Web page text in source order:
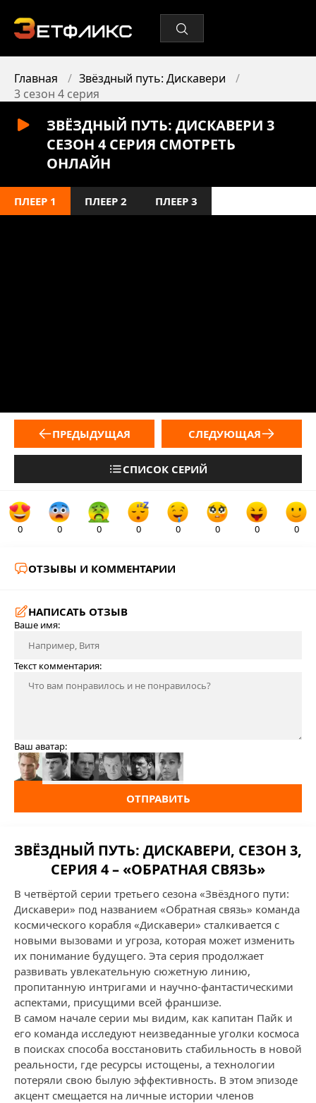
Главная
Звёздный путь: Дискавери
3 сезон 4 серия
ЗВЁЗДНЫЙ ПУТЬ: ДИСКАВЕРИ 3
СЕЗОН 4 СЕРИЯ СМОТРЕТЬ
ОНЛАЙН
ПЛЕЕР 1 ПЛЕЕР 2 ПЛЕЕР 3
ПРЕДЫДУЩАЯ
СПИСОК СЕРИЙ
СЛЕДУЮЩАЯ
0 0 0 0 0 0 0 0
ОТЗЫВЫ И КОММЕНТАРИИ
НАПИСАТЬ ОТЗЫВ
Ваше имя:
Текст комментария:
Ваш аватар:
ОТПРАВИТЬ
ЗВЁЗДНЫЙ ПУТЬ: ДИСКАВЕРИ, СЕЗОН 3,
СЕРИЯ 4 – «ОБРАТНАЯ СВЯЗЬ»
В четвёртой серии третьего сезона «Звёздного пути:
Дискавери» под названием «Обратная связь» команда
космического корабля «Дискавери» сталкивается с
новыми вызовами и угроза, которая может изменить
их понимание будущего. Эта серия продолжает
развивать увлекательную сюжетную линию,
пропитанную интригами и научно-фантастическими
аспектами, присущими всей франшизе.
В самом начале серии мы видим, как капитан Пайк и
его команда исследуют неизведанные уголки космоса
в поисках способа восстановить стабильность в новой
реальности, где ресурсы истощены, а технологии
потеряли свою былую эффективность. В этом эпизоде
акцент смещается на личные истории членов